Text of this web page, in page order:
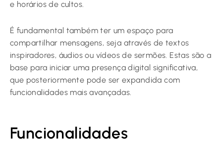
e horários de cultos.
É fundamental também ter um espaço para
compartilhar mensagens, seja através de textos
inspiradores, áudios ou vídeos de sermões. Estas são a
base para iniciar uma presença digital significativa,
que posteriormente pode ser expandida com
funcionalidades mais avançadas.
Funcionalidades